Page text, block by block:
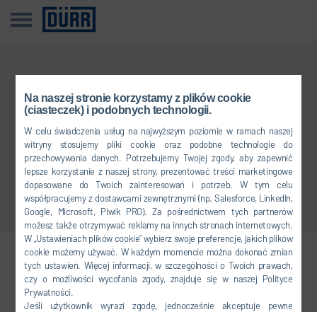
Na naszej stronie korzystamy z plików cookie
(ciasteczek) i podobnych technologii.
W celu świadczenia usług na najwyższym poziomie w ramach naszej
witryny stosujemy pliki cookie oraz podobne technologie do
przechowywania danych. Potrzebujemy Twojej zgody, aby zapewnić
lepsze korzystanie z naszej strony, prezentować treści marketingowe
dopasowane do Twoich zainteresowań i potrzeb. W tym celu
współpracujemy z dostawcami zewnętrznymi (np. Salesforce, LinkedIn,
Google, Microsoft, Piwik PRO). Za pośrednictwem tych partnerów
możesz także otrzymywać reklamy na innych stronach internetowych.
W „Ustawieniach plików cookie” wybierz swoje preferencje, jakich plików
cookie możemy używać. W każdym momencie można dokonać zmian
tych ustawień. Więcej informacji, w szczególności o Twoich prawach,
czy o możliwości wycofania zgody, znajduje się w naszej Polityce
Prywatności.
Jeśli użytkownik wyrazi zgodę, jednocześnie akceptuje pewne
Powrót do przeglądu
Dołącz do nas